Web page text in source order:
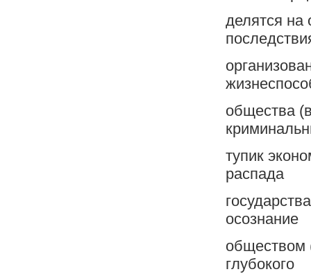
делятся на
общества
тупик
распада
осознание
обществом
глубокого